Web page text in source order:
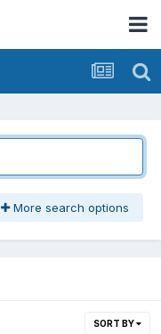
More search options
SORT BY